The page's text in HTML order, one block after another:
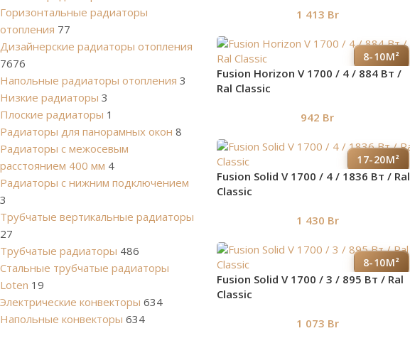
Горизонтальные радиаторы
отопления 77
Дизайнерские радиаторы отопления
7676
Напольные радиаторы отопления 3
Низкие радиаторы 3
Плоские радиаторы 1
Радиаторы для панорамных окон 8
Радиаторы с межосевым
расстоянием 400 мм 4
Радиаторы с нижним подключением
3
Трубчатые вертикальные радиаторы
27
Трубчатые радиаторы 486
Cтальные трубчатые радиаторы
Loten 19
Электрические конвекторы 634
Напольные конвекторы 634
1 413 Br
8-10М²
Fusion Horizon V 1700 / 4 / 884 Вт /
Ral Classic
942 Br
17-20М²
Fusion Solid V 1700 / 4 / 1836 Вт / Ral
Classic
1 430 Br
8-10М²
Fusion Solid V 1700 / 3 / 895 Вт / Ral
Classic
1 073 Br